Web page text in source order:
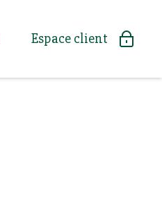
Espace client